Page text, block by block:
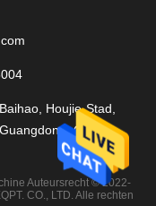
Houjie-Stad,
China
Auteursrecht © 2022-
CO., LTD. Alle rechten